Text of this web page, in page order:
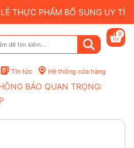
THỰC PHẨM BỔ SUNG UY
Tin tức Hệ thống cửa hàng
0
BÁO QUAN TRỌNG: